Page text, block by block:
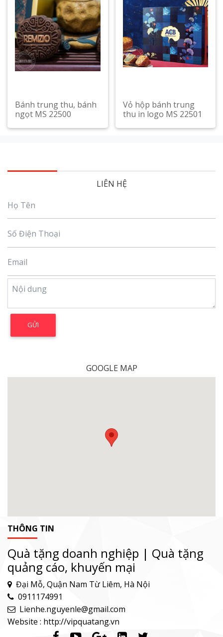
Bánh trung thu, bánh
ngọt MS 22500
Xem chi tiết
Vỏ hộp bánh trung
thu in logo MS 22501
Xem chi tiết
LIÊN HỆ
GOOGLE MAP
THÔNG TIN
Quà tặng doanh nghiệp | Quà tặng
quảng cáo, khuyến mại
Đại Mỗ, Quận Nam Từ Liêm, Hà Nội
0911174991
Lienhe.nguyenle@gmail.com
Website : http://vipquatang.vn